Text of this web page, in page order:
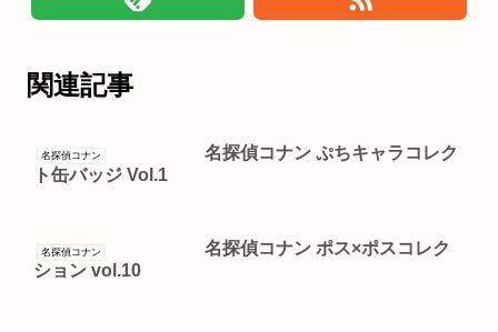
関連記事
名探偵コナン
名探偵コナン ぷちキャラコレク
ト缶バッジ Vol.1
名探偵コナン
名探偵コナン ポス×ポスコレク
ション vol.10